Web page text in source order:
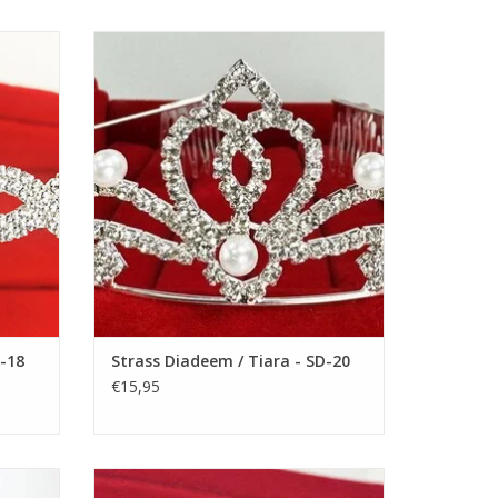
grote teen, dit is de voetlengte in centimeters.
schoen. U moet nog 1 cm erbij tellen,
is 19 cm, tel er 1 cm erbij, dus totaal heeft u
18
feestjurkje helemaal af te maken! De
perfecte accessoire voor een meisjesjurk.
Nikkelvrij stalen tiara / kroon voor meisjes.
TOEVOEGEN AAN WINKELWAGEN
Strass Diadeem / Tiara - SD-20
€15,95
Prachtige Prinsesje Diadeem om een